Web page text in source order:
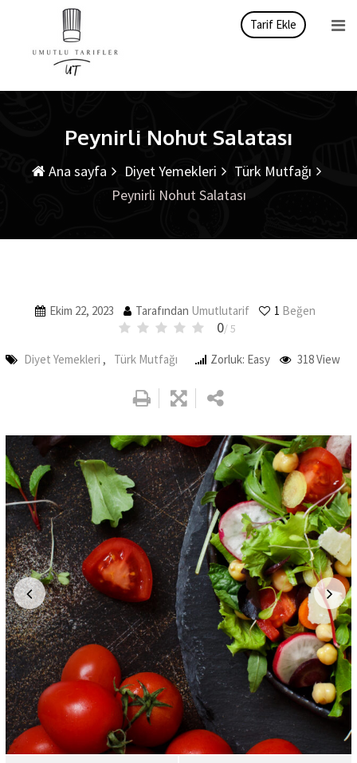
Tarif Ekle
Peynirli Nohut Salatası
Ana sayfa Diyet Yemekleri
Türk Mutfağı
Peynirli Nohut Salatası
Ekim 22, 2023 Tarafından Umutlutarif 1 Beğen
0/ 5
Diyet Yemekleri , Türk Mutfağı Zorluk: Easy 318View
Google+
LinkedIn
Whatsapp
Pinterest